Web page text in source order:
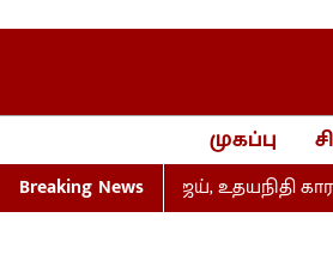
முகப்பு
Breaking News
பேரவையில் விஜய், உதயநிதி